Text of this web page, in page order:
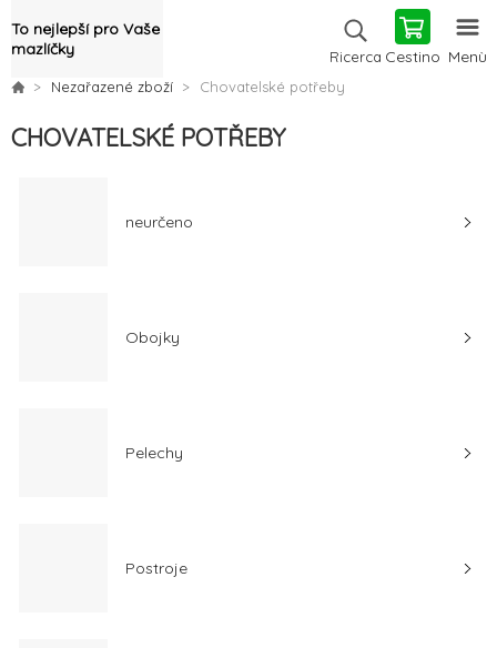
To nejlepší pro Vaše
mazlíčky
Ricerca Cestino Menù
Nezařazené zboží Chovatelské potřeby
CHOVATELSKÉ POTŘEBY
neurčeno
Obojky
Pelechy
Postroje